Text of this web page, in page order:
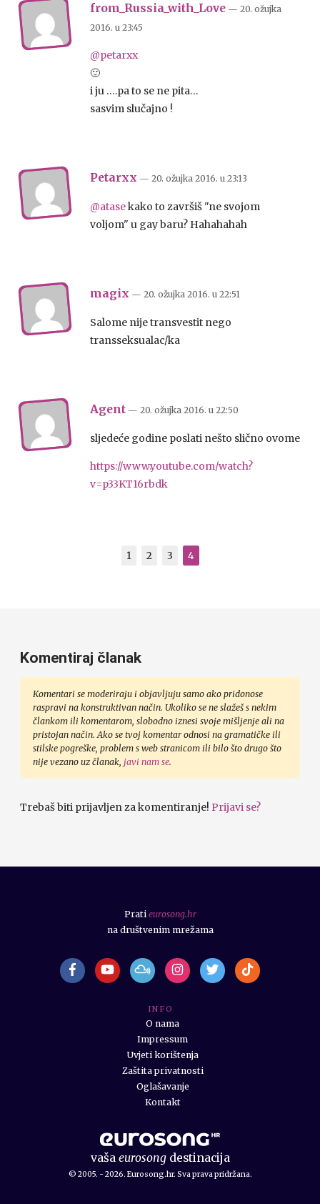
from_Russia_with_Love — 20. ožujka
2016. u 23:45
@petarxx
🙂
i ju ….pa to se ne pita…
sasvim slučajno !
Petarxx — 20. ožujka 2016. u 23:13
@atasekako to završiš "ne svojom
voljom" u gay baru? Hahahahah
magix — 20. ožujka 2016. u 22:51
Salome nije transvestit nego
transseksualac/ka
Agent — 20. ožujka 2016. u 22:50
sljedeće godine poslati nešto slično ovome
https://www.youtube.com/watch?
v=p33KT16rbdk
1 2 3 4
Komentiraj članak
Komentari se moderiraju i objavljuju samo ako pridonose
raspravi na konstruktivan način. Ukoliko se ne slažeš s nekim
člankom ili komentarom, slobodno iznesi svoje mišljenje ali na
pristojan način. Ako se tvoj komentar odnosi na gramatičke ili
stilske pogreške, problem s web stranicom ili bilo što drugo što
nije vezano uz članak, javi nam se.
Trebaš biti prijavljen za komentiranje! Prijavi se?
vaša eurosongdestinacija
© 2005. - 2026. Eurosong.hr. Sva prava pridržana.
I N F O
O nama
Impressum
Uvjeti korištenja
Zaštita privatnosti
Oglašavanje
Kontakt
Prati eurosong.hr
na društvenim mrežama